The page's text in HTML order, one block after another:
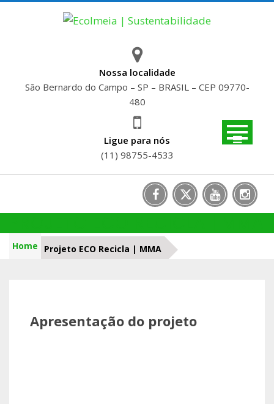
Nossa localidade
São Bernardo do Campo – SP – BRASIL – CEP 09770-
480
Ligue para nós
(11) 98755-4533
Home Projeto ECO Recicla | MMA
Apresentação do projeto